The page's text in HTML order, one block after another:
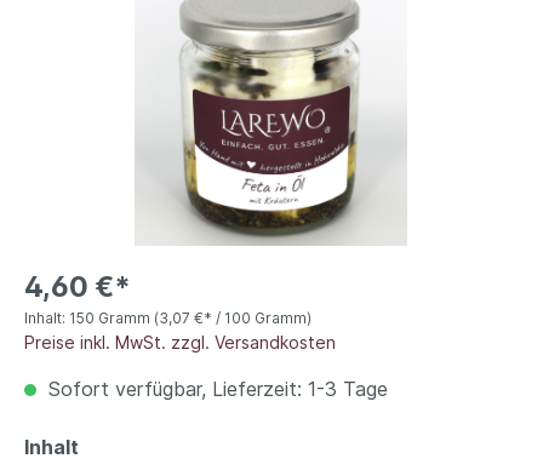
4,60 €*
Inhalt: 150 Gramm (3,07 €* / 100 Gramm)
Preise inkl. MwSt. zzgl. Versandkosten
Sofort verfügbar, Lieferzeit: 1-3 Tage
Inhalt